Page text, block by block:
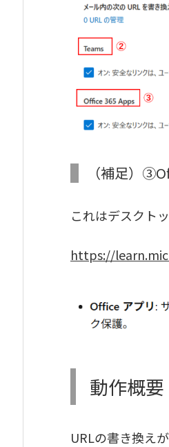
（補足）
これはデスクト
https://
動作概要
URLの書き換え